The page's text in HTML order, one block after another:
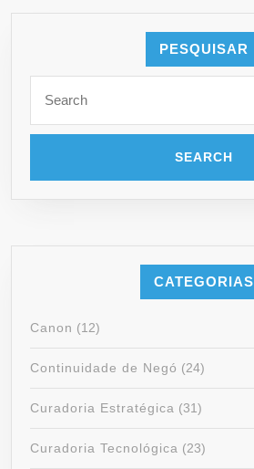
PESQUISAR
for:
CATEGORIAS
Canon (12)
Continuidade de Negó (24)
Curadoria Estratégica (31)
Curadoria Tecnológica (23)